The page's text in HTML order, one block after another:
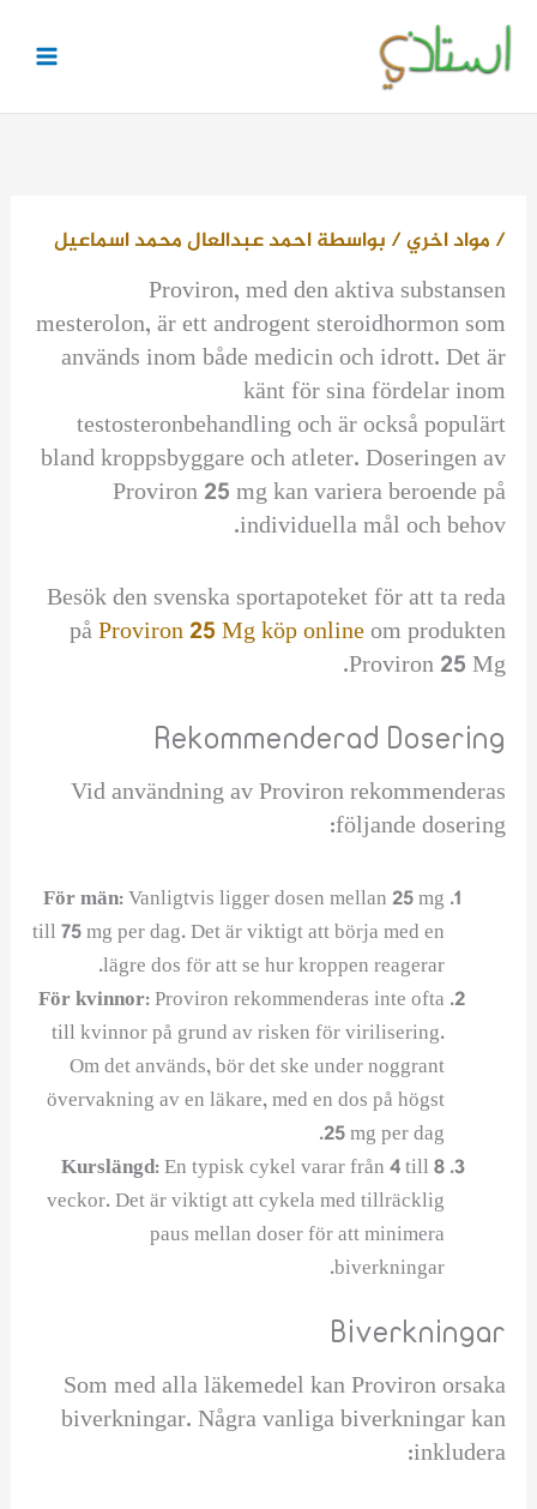
تخطي
إلى
المحتوى
/ مواد اخري/ بواسطةاحمد عبدالعال محمد اسماعيل
Proviron, med den aktiva substansen
mesterolon, är ett androgent steroidhormon som
används inom både medicin och idrott. Det är
känt för sina fördelar inom
testosteronbehandling och är också populärt
bland kroppsbyggare och atleter. Doseringen av
Proviron 25 mg kan variera beroende på
individuella mål och behov.
Besök den svenska sportapoteket för att ta reda
påProviron 25 Mg köp onlineom produkten
Proviron 25 Mg.
Rekommenderad Dosering
Vid användning av Proviron rekommenderas
följande dosering:
För män:Vanligtvis ligger dosen mellan 25 mg
till 75 mg per dag. Det är viktigt att börja med en
lägre dos för att se hur kroppen reagerar.
För kvinnor:Proviron rekommenderas inte ofta
till kvinnor på grund av risken för virilisering.
Om det används, bör det ske under noggrant
övervakning av en läkare, med en dos på högst
25 mg per dag.
Kurslängd:En typisk cykel varar från 4 till 8
veckor. Det är viktigt att cykela med tillräcklig
paus mellan doser för att minimera
biverkningar.
Biverkningar
Som med alla läkemedel kan Proviron orsaka
biverkningar. Några vanliga biverkningar kan
inkludera: